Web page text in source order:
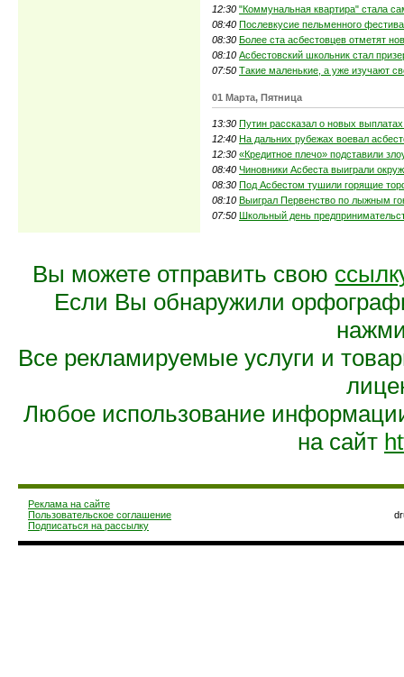
12:30 "Коммунальная квартира" стала
08:40 Послевкусие пельменного
08:30 Более ста асбестовцев отметят
08:10 Асбестовский школьник стал
07:50 Такие маленькие, а уже изучают
01 Марта, Пятница
13:30 Путин рассказал о новых
12:40 На дальних рубежах воевал
12:30 «Кредитное плечо» подставили
08:40 Чиновники Асбеста выиграли
08:30 Под Асбестом тушили горящие
08:10 Выиграл Первенство по лыжным
07:50 Школьный день
Вы можете отправить свою
Если Вы обнаружили
Все рекламируемые услуги и
Любое использование
на сайт
Реклама на сайте
Пользовательское соглашение
Подписаться на рассылку